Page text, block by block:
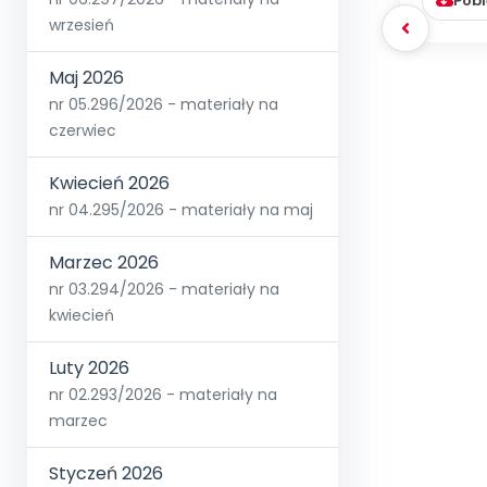
wrzesień
Maj 2026
nr 05.296/2026 - materiały na
czerwiec
Kwiecień 2026
nr 04.295/2026 - materiały na maj
Marzec 2026
nr 03.294/2026 - materiały na
kwiecień
Luty 2026
nr 02.293/2026 - materiały na
marzec
Styczeń 2026